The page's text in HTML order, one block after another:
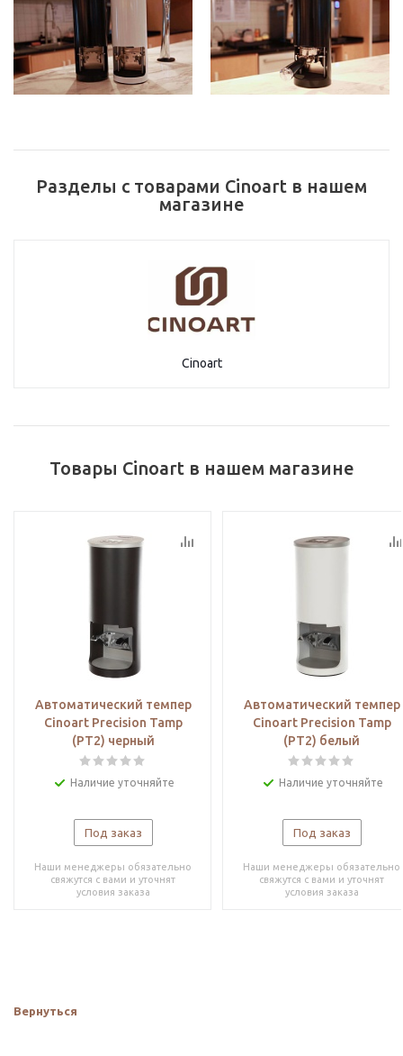
Разделы с товарами Cinoart в нашем
магазине
Cinoart
Товары Cinoart в нашем магазине
Автоматический темпер
Cinoart Precision Tamp
(PT2) черный
Наличие уточняйте
Под заказ
Наши менеджеры обязательно
свяжутся с вами и уточнят
условия заказа
Автоматический темпер
Cinoart Precision Tamp
(PT2) белый
Наличие уточняйте
Под заказ
Наши менеджеры обязательно
свяжутся с вами и уточнят
условия заказа
Вернуться